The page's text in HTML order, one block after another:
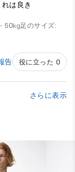
は良き
50kg足のサイズ:
告 役に立った 0
さらに表示